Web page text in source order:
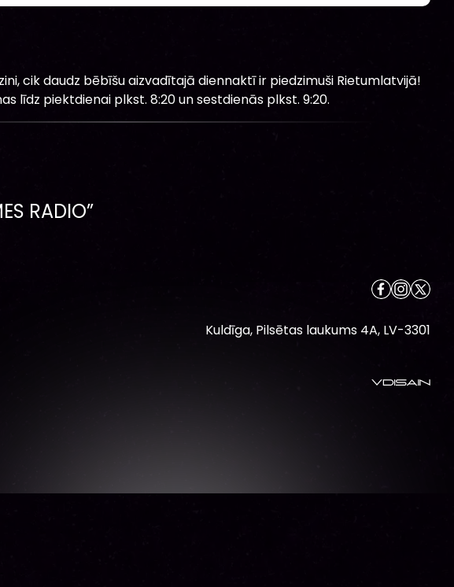
cik daudz bēbīšu aizvadītajā diennaktī ir piedzimuši Rietumlatvijā!
līdz piektdienai plkst. 8:20 un sestdienās plkst. 9:20.
RADIO”
Kuldīga, Pilsētas laukums 4A, LV-3301